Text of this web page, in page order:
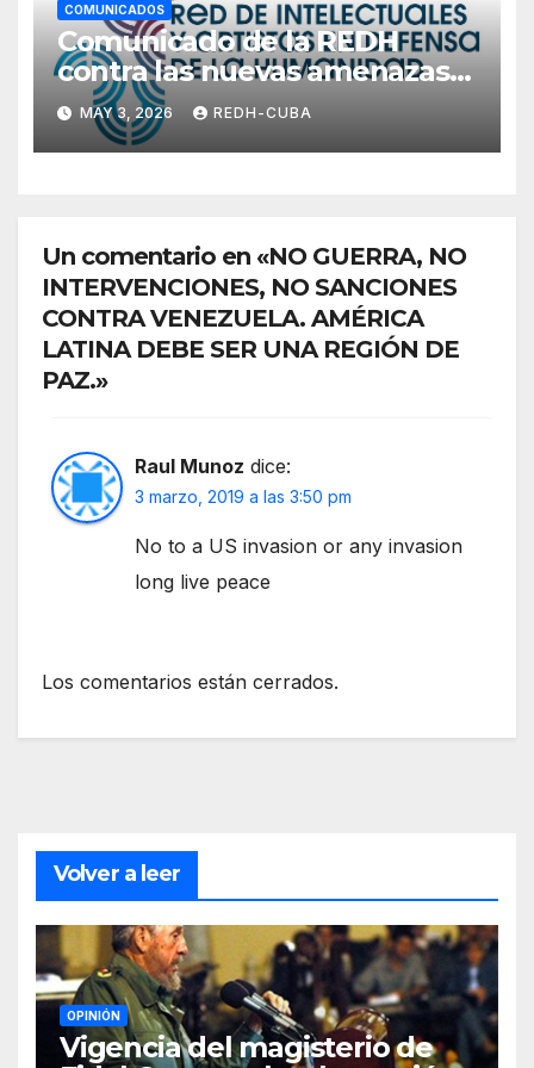
COMUNICADOS
Comunicado de la REDH
contra las nuevas amenazas
del gobierno de EE.UU. contra
la hermana República de
Cuba
MAY 3, 2026 REDH-CUBA
Un comentario en «NO GUERRA, NO
INTERVENCIONES, NO SANCIONES
CONTRA VENEZUELA. AMÉRICA
LATINA DEBE SER UNA REGIÓN DE
PAZ.»
Raul Munoz dice:
3 marzo, 2019 a las 3:50 pm
No to a US invasion or any invasion
long live peace
Los comentarios están cerrados.
Volver a leer
OPINIÓN
Vigencia del magisterio de